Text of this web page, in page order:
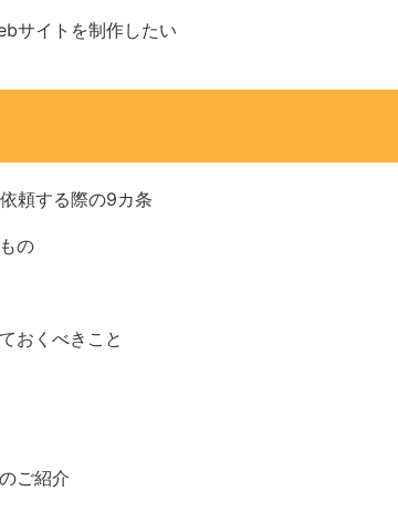
サイトを制作したい
頼する際の9カ条
の
おくべきこと
ご紹介